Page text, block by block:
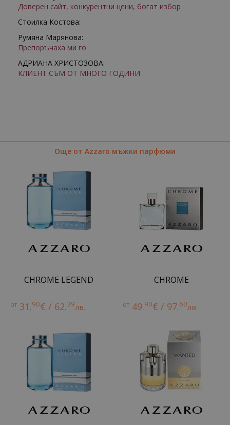
Доверен сайт, конкурентни цени, богат избор
Стоилка Костова:
Румяна Марянова:
Препоръчаха ми го
АДРИАНА ХРИСТОЗОВА:
КЛИЕНТ СЪМ ОТ МНОГО ГОДИНИ
Още от Azzaro мъжки парфюми
CHROME LEGEND
от 31.90€ / 62.39лв.
CHROME
от 49.90€ / 97.60лв.